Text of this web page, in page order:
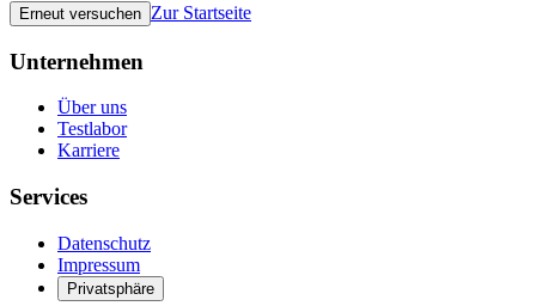
Erneut versuchen Zur Startseite
Unternehmen
Über uns
Testlabor
Karriere
Services
Datenschutz
Impressum
Privatsphäre